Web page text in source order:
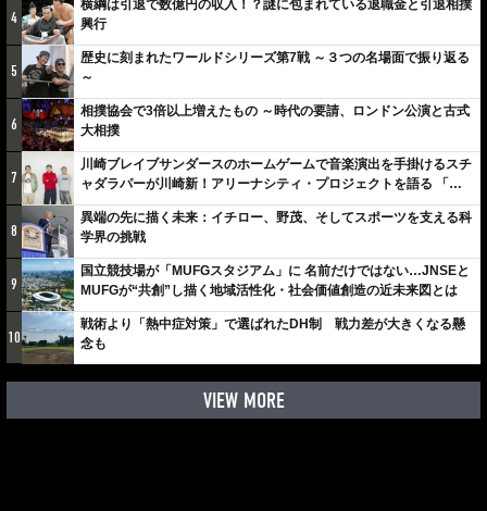
4
横綱は引退で数億円の収入！？謎に包まれている退職金と引退相撲
興行
5
歴史に刻まれたワールドシリーズ第7戦 ～３つの名場面で振り返る
～
6
相撲協会で3倍以上増えたもの ～時代の要請、ロンドン公演と古式
大相撲
7
川崎ブレイブサンダースのホームゲームで音楽演出を手掛けるスチ
ャダラパーが川崎新！アリーナシティ・プロジェクトを語る 「楽
しみでしかないでしょ。川崎は、ずっと成長曲線だから」
8
異端の先に描く未来：イチロー、野茂、そしてスポーツを支える科
学界の挑戦
9
国立競技場が「MUFGスタジアム」に 名前だけではない…JNSEと
MUFGが“共創”し描く地域活性化・社会価値創造の近未来図とは
10
戦術より「熱中症対策」で選ばれたDH制 戦力差が大きくなる懸
念も
VIEW MORE